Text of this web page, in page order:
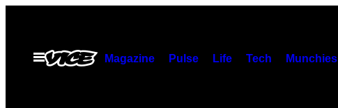
contentOpen
Menu
Magazine Pulse Life Tech Munchies